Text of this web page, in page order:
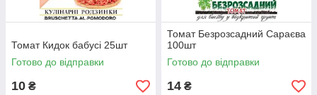
Томат Кидок бабусі 25шт
Готово до відправки
10 ₴
Томат Безрозсадний Сараєва
100шт
Готово до відправки
14 ₴